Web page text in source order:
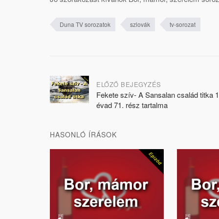
Duna TV sorozatok szlovák tv-sorozat
Post
navigation
ELŐZŐ BEJEGYZÉS
Fekete szív- A Sansalan család titka
évad 71. rész tartalma
HASONLÓ ÍRÁSOK